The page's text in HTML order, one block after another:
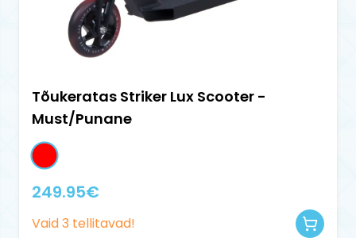
Tõukeratas Striker Lux Scooter -
Must/Punane
249.95€
Vaid3 tellitavad!